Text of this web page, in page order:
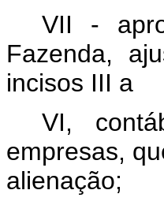
VII -
Fazenda,
incisos III a
VI,
empresas,
alienação;